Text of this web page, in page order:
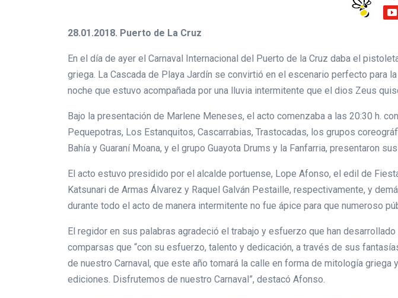
28.01.2018. Puerto de La Cruz
En el día de ayer el Carnaval Internacional del Puerto de la Cruz daba el
griega. La Cascada de Playa Jardín se convirtió en el escenario perfecto para
noche que estuvo acompañada por una lluvia intermitente que el dios Zeus
Bajo la presentación de Marlene Meneses, el acto comenzaba a las 20:30 h.
Pequepotras, Los Estanquitos, Cascarrabias, Trastocadas, los grupos
Bahía y Guaraní Moana, y el grupo Guayota Drums y la Fanfarria, presentaron
El acto estuvo presidido por el alcalde portuense, Lope Afonso, el edil de
Katsunari de Armas Álvarez y Raquel Galván Pestaille, respectivamente, y
durante todo el acto de manera intermitente no fue ápice para que numeroso
El regidor en sus palabras agradeció el trabajo y esfuerzo que han
comparsas que “con su esfuerzo, talento y dedicación, a través de sus
de nuestro Carnaval, que este año tomará la calle en forma de mitología
ediciones. Disfrutemos de nuestro Carnaval”, destacó Afonso.